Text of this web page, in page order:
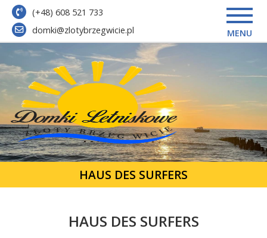
(+48) 608 521 733
domki@zlotybrzegwicie.pl
MENU
HAUS DES SURFERS
HAUS DES SURFERS